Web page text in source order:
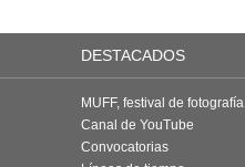
DESTACADOS
MUFF, festival de fotografía
Canal de YouTube
Convocatorias